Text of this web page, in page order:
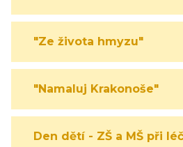
"Ze života hmyzu"
"Namaluj Krakonoše"
Den dětí - ZŠ a MŠ při